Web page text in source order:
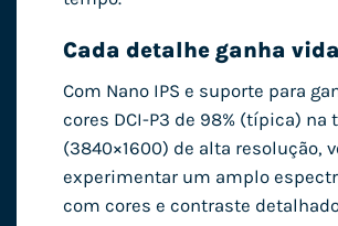
Cada detalhe ganha vida
Com Nano IPS e suporte para
cores DCI-P3 de 98% (típica) na
(3840×1600) de alta resolução,
experimentar um amplo
com cores e contraste